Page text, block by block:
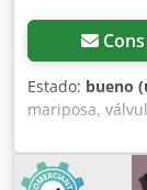
Estado: bueno
mariposa,
cierre,
Dcedpfxsb A
Precio: por